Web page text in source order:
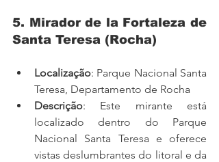
5. Mirador de la Fortaleza de
Santa Teresa (Rocha)
Localização: Parque Nacional Santa
Teresa, Departamento de Rocha
Descrição: Este mirante está
localizado dentro do Parque
Nacional Santa Teresa e oferece
vistas deslumbrantes do litoral e da